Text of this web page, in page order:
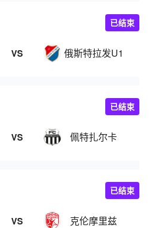
VS 俄斯特拉发U19
已结束
VS 佩特扎尔卡
已结束
VS 克伦摩里兹
已结束